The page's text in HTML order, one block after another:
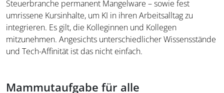
Steuerbranche permanent Mangelware – sowie fest
umrissene Kursinhalte, um KI in ihren Arbeitsalltag zu
integrieren. Es gilt, die Kolleginnen und Kollegen
mitzunehmen. Angesichts unterschiedlicher Wissensstände
und Tech-Affinität ist das nicht einfach.
Mammutaufgabe für alle